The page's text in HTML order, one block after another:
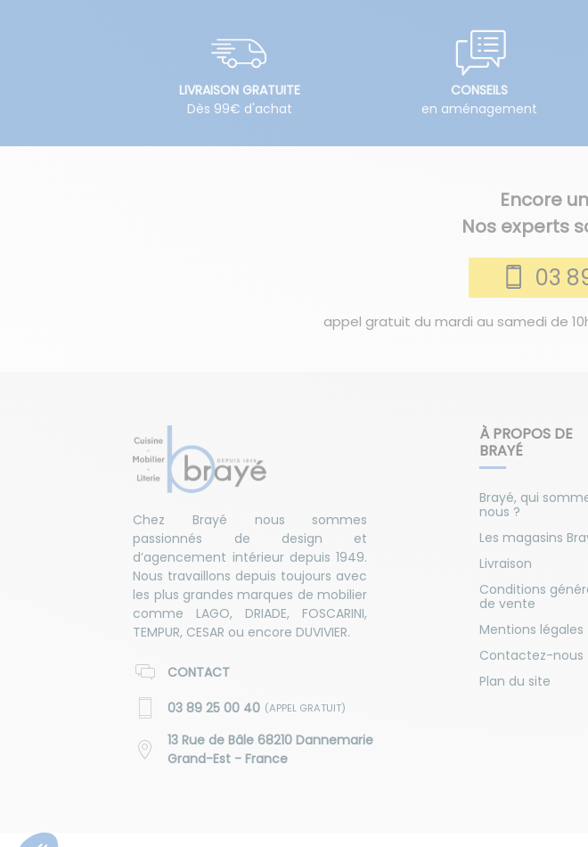
Encore
Nos experts
03
appel gratuit du mardi au samedi de
LIVRAISON GRATUITE
Dès 99€ d'achat
CONSEILS
en aménagement
À PROPOS DE
BRAYÉ
Brayé, qui
nous ?
Les magasins
Livraison
Conditions
de vente
Mentions légales
Contactez-nous
Plan du site
Chez Brayé nous sommes
passionnés de design et
d’agencement intérieur depuis 1949.
Nous travaillons depuis toujours avec
les plus grandes marques de mobilier
comme LAGO, DRIADE, FOSCARINI,
TEMPUR, CESAR ou encore DUVIVIER.
CONTACT
03 89 25 00 40 (APPEL GRATUIT)
13 Rue de Bâle 68210 Dannemarie
Grand-Est - France